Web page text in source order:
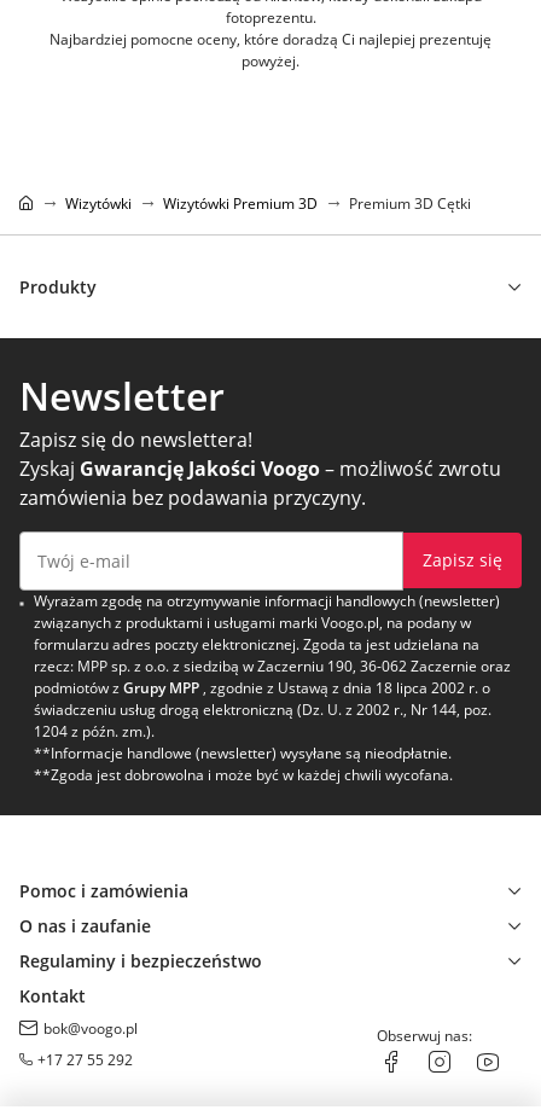
fotoprezentu.
Najbardziej pomocne oceny, które doradzą Ci najlepiej prezentuję
powyżej.
Wizytówki Wizytówki Premium 3D Premium 3D Cętki
Produkty
Newsletter
Zapisz się do newslettera!
Zyskaj Gwarancję Jakości Voogo– możliwość zwrotu
zamówienia bez podawania przyczyny.
Zapisz się
Wyrażam zgodę na otrzymywanie informacji handlowych (newsletter)
związanych z produktami i usługami marki Voogo.pl, na podany w
formularzu adres poczty elektronicznej. Zgoda ta jest udzielana na
rzecz: MPP sp. z o.o. z siedzibą w Zaczerniu 190, 36-062 Zaczernie oraz
podmiotów z Grupy MPP , zgodnie z Ustawą z dnia 18 lipca 2002 r. o
świadczeniu usług drogą elektroniczną (Dz. U. z 2002 r., Nr 144, poz.
1204 z późn. zm.).
**Informacje handlowe (newsletter) wysyłane są nieodpłatnie.
**Zgoda jest dobrowolna i może być w każdej chwili wycofana.
Pomoc i zamówienia
O nas i zaufanie
Regulaminy i bezpieczeństwo
Kontakt
bok@voogo.pl
+17 27 55 292
Obserwuj nas: